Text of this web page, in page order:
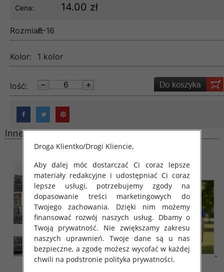
Cena: 14.00 zł
Rozmiar:8-16
Kolor: 1 kolor
lość:
Inne produkty
Droga Klientko/Drogi Kliencie,
Aby dalej móc dostarczać Ci coraz lepsze
materiały redakcyjne i udostępniać Ci coraz
lepsze usługi, potrzebujemy zgody na
dopasowanie treści marketingowych do
Twojego zachowania. Dzięki nim możemy
finansować rozwój naszych usług. Dbamy o
Twoją prywatność. Nie zwiększamy zakresu
naszych uprawnień. Twoje dane są u nas
bezpieczne, a zgodę możesz wycofać w każdej
chwili na podstronie polityka prywatności.